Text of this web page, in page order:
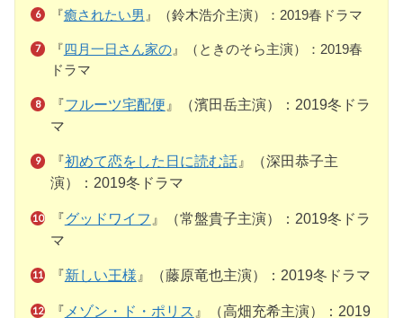
『癒されたい男 』（鈴木浩介主演）：2019春ドラマ
『四月一日さん家の』（ときのそら主演）：2019春
ドラマ
『フルーツ宅配便 』（濱田岳主演）：2019冬ドラ
マ
『初めて恋をした日に読む話』（深田恭子主
演）：2019冬ドラマ
『グッドワイフ 』（常盤貴子主演）：2019冬ドラ
マ
『新しい王様 』（藤原竜也主演）：2019冬ドラマ
『 メゾン・ド・ポリス 』（高畑充希主演）：2019